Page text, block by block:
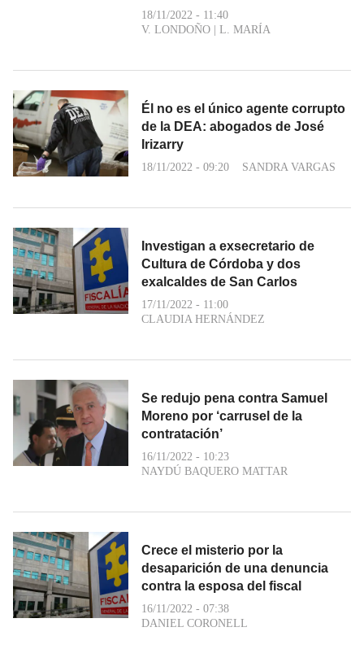
18/11/2022 - 11:40
V. LONDOÑO | L. MARÍA
Él no es el único agente corrupto
de la DEA: abogados de José
Irizarry
18/11/2022 - 09:20 SANDRA VARGAS
Investigan a exsecretario de
Cultura de Córdoba y dos
exalcaldes de San Carlos
17/11/2022 - 11:00
CLAUDIA HERNÁNDEZ
Se redujo pena contra Samuel
Moreno por ‘carrusel de la
contratación’
16/11/2022 - 10:23
NAYDÚ BAQUERO MATTAR
Crece el misterio por la
desaparición de una denuncia
contra la esposa del fiscal
16/11/2022 - 07:38
DANIEL CORONELL